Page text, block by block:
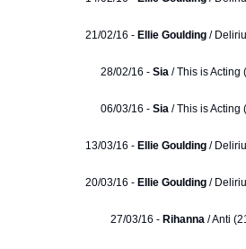
21/02/16 - Ellie Goulding /
28/02/16 - Sia / This is Acting
06/03/16 - Sia / This is Acting
13/03/16 - Ellie Goulding /
20/03/16 - Ellie Goulding /
27/03/16 - Rihanna / Anti